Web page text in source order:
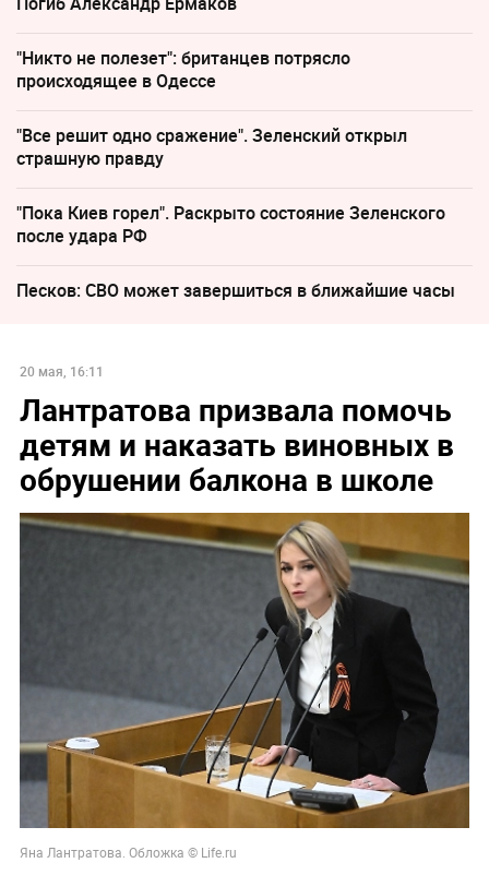
"Никто не полезет": британцев потрясло
происходящее в Одессе
"Все решит одно сражение". Зеленский открыл
страшную правду
"Пока Киев горел". Раскрыто состояние Зеленского
после удара РФ
Песков: СВО может завершиться в ближайшие часы
20 мая, 16:11
Лантратова призвала помочь
детям и наказать виновных в
обрушении балкона в школе
Яна Лантратова. Обложка © Life.ru